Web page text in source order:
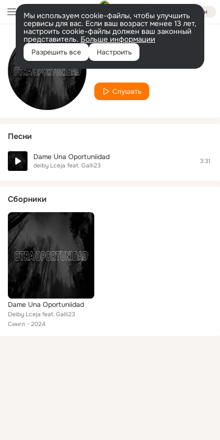
Войти
Мы используем cookie-файлы, чтобы улучшить
сервисы для вас. Если ваш возраст менее 13 лет,
настроить cookie-файлы должен ваш законный
представитель. Больше информации
Разрешить все Настроить
Исполнитель
Galli23
Слушать
Песни
Dame Una Oportuniidad
deiby Lceja feat. Galli23
3:31
Сборники
Dame Una Oportuniidad
Deiby Lceja feat. Galli23
Сингл
2024